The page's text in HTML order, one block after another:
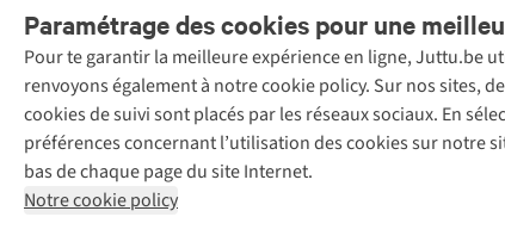
Paramétrage des cookies pour une
Pour te garantir la meilleure expérience en ligne, Juttu.be
renvoyons également à notre cookie policy. Sur nos sites,
cookies de suivi sont placés par les réseaux sociaux. En
préférences concernant l’utilisation des cookies sur notre
bas de chaque page du site Internet.
Notre cookie policy
Retail Concepts
N.V.,
Smallandlaan
9, 2660